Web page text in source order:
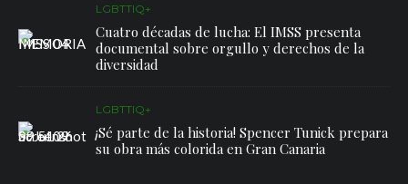
LGBTTIQ+
Cuatro décadas de lucha: El IMSS presenta
documental sobre orgullo y derechos de la
diversidad
LGBTTIQ+
¡Sé parte de la historia! Spencer Tunick prepara
su obra más colorida en Gran Canaria